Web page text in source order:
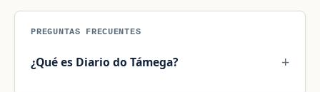
PREGUNTAS FRECUENTES
¿Qué es Diario do Támega?